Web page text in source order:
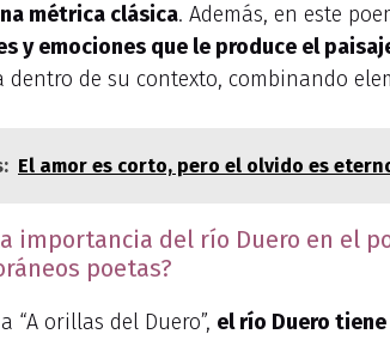
métrica clásica. Además, en este
y emociones que le produce el
dentro de su contexto, combinando
El amor es corto, pero el olvido es
importancia del río Duero en el
poetas?
“A orillas del Duero”, el río Duero